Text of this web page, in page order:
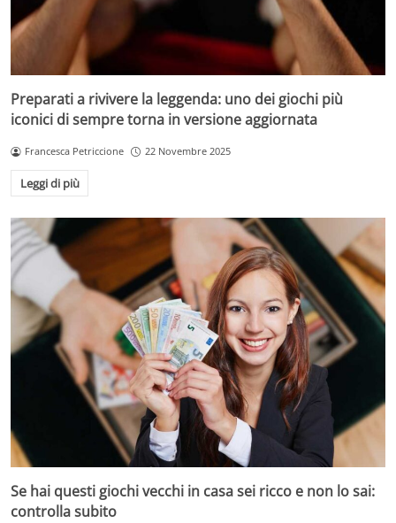
Preparati a rivivere la leggenda: uno dei giochi più
iconici di sempre torna in versione aggiornata
Francesca Petriccione 22 Novembre 2025
Leggi di più
Se hai questi giochi vecchi in casa sei ricco e non lo sai:
controlla subito